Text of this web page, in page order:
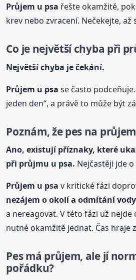
Průjem u psa řešte okamžitě,
krev nebo zvracení. Nečekejte, až
Co je největší chyba při
Největší chyba je čekání.
Průjem u psa se často
jeden den“, a právě to může být
Poznám, že pes na
Ano, existují příznaky, které
při průjmu u psa. Nejčastěji jde
Průjem u psa v kritické fázi
nezájem o okolí a odmítání vody
a nereagovat. V této fázi už nejde
nutné okamžitě jednat. Čas hraje
Pes má průjem, ale jí
pořádku?